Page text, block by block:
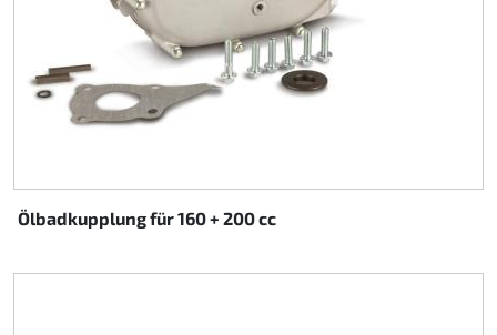
Ölbadkupplung für 160 + 200 cc